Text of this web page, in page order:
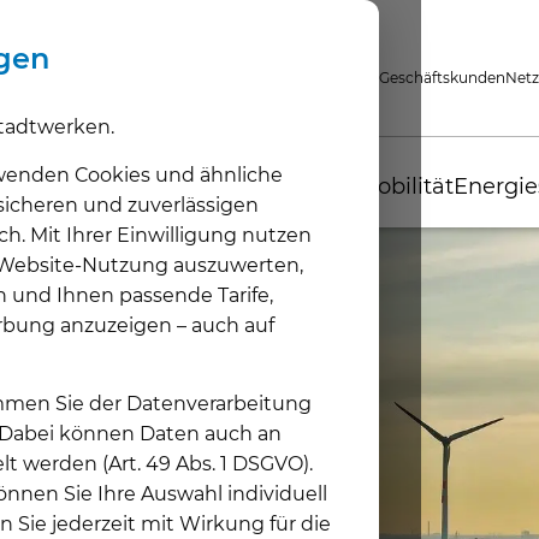
Cookies und ähnliche
und zuverlässigen
Mit Ihrer Einwilligung nutzen
Nutzung auszuwerten,
Ihnen passende Tarife,
anzuzeigen – auch auf
Sie der Datenverarbeitung
können Daten auch an
(Art. 49 Abs. 1 DSGVO).
Sie Ihre Auswahl individuell
Sie jederzeit mit Wirkung für die
Geschäftskunden
Tarife
Energie
Haushaltsstrom
Gas
Fernwärme
Grund- & Ersatzversorgung
Wärme
Fernwärme
Unsere Lösung
Thermografie
Gebäude-Thermografie
Photovoltaik
Photovoltaik-Anlagen
Sonnenenergie
Voraussetzungen & Möglichkeiten
Selbsterzeugten Strom nutzen
E-Mobilität
Elektromobilität
Unsere Lösung
Fördermöglichkeiten
Öffentliches Laden
Energieservice
Energieberatung
Energieausweis
Kundenzentrum
Kontakt & Kundenzentrum
Hertener